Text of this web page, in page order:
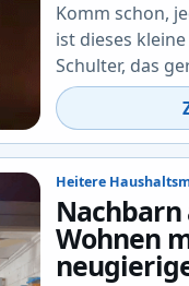
Komm schon,
ist dieses
Schulter, das
Heitere
Nachbarn
Wohnen